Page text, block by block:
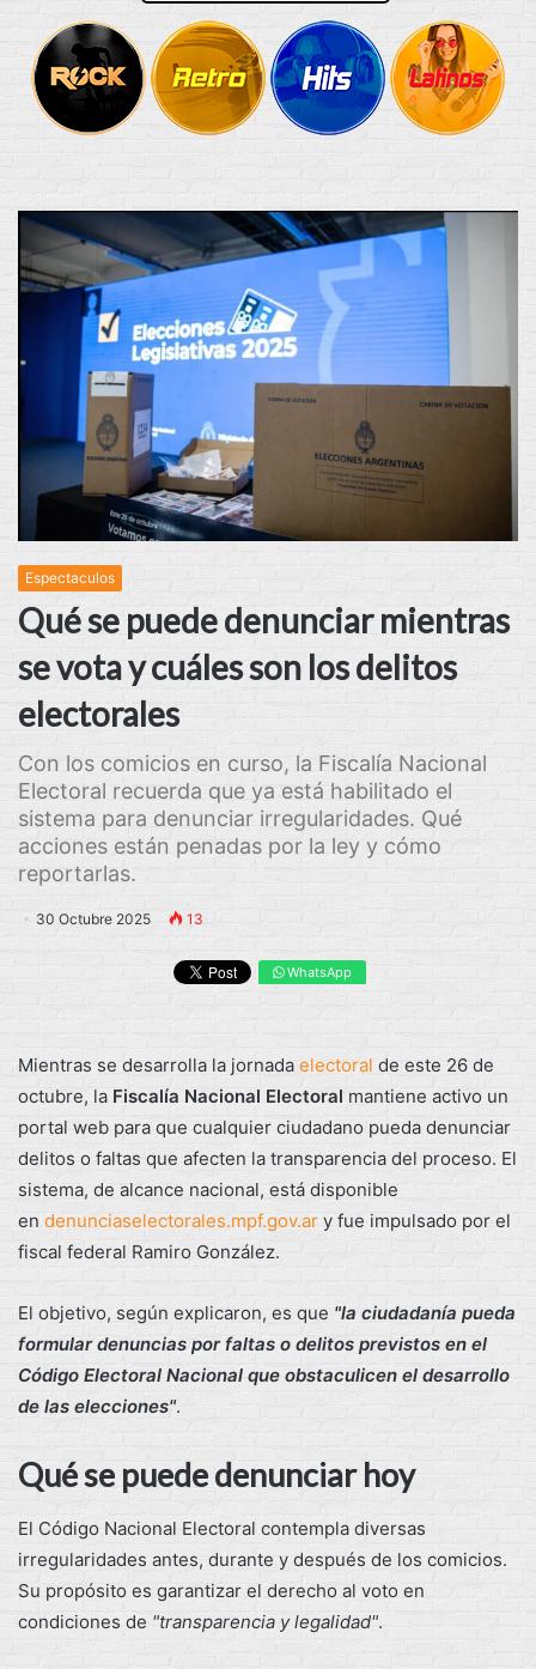
Espectaculos
Qué se puede denunciar mientras
se vota y cuáles son los delitos
electorales
Con los comicios en curso, la Fiscalía Nacional
Electoral recuerda que ya está habilitado el
sistema para denunciar irregularidades. Qué
acciones están penadas por la ley y cómo
reportarlas.
30 Octubre 2025 13
WhatsApp
Mientras se desarrolla la jornada electoral de este 26 de
octubre, la Fiscalía Nacional Electoral mantiene activo un
portal web para que cualquier ciudadano pueda denunciar
delitos o faltas que afecten la transparencia del proceso. El
sistema, de alcance nacional, está disponible
en denunciaselectorales.mpf.gov.ar y fue impulsado por el
fiscal federal Ramiro González.
El objetivo, según explicaron, es que "la ciudadanía pueda
formular denuncias por faltas o delitos previstos en el
Código Electoral Nacional que obstaculicen el desarrollo
de las elecciones".
Qué se puede denunciar hoy
El Código Nacional Electoral contempla diversas
irregularidades antes, durante y después de los comicios.
Su propósito es garantizar el derecho al voto en
condiciones de "transparencia y legalidad".